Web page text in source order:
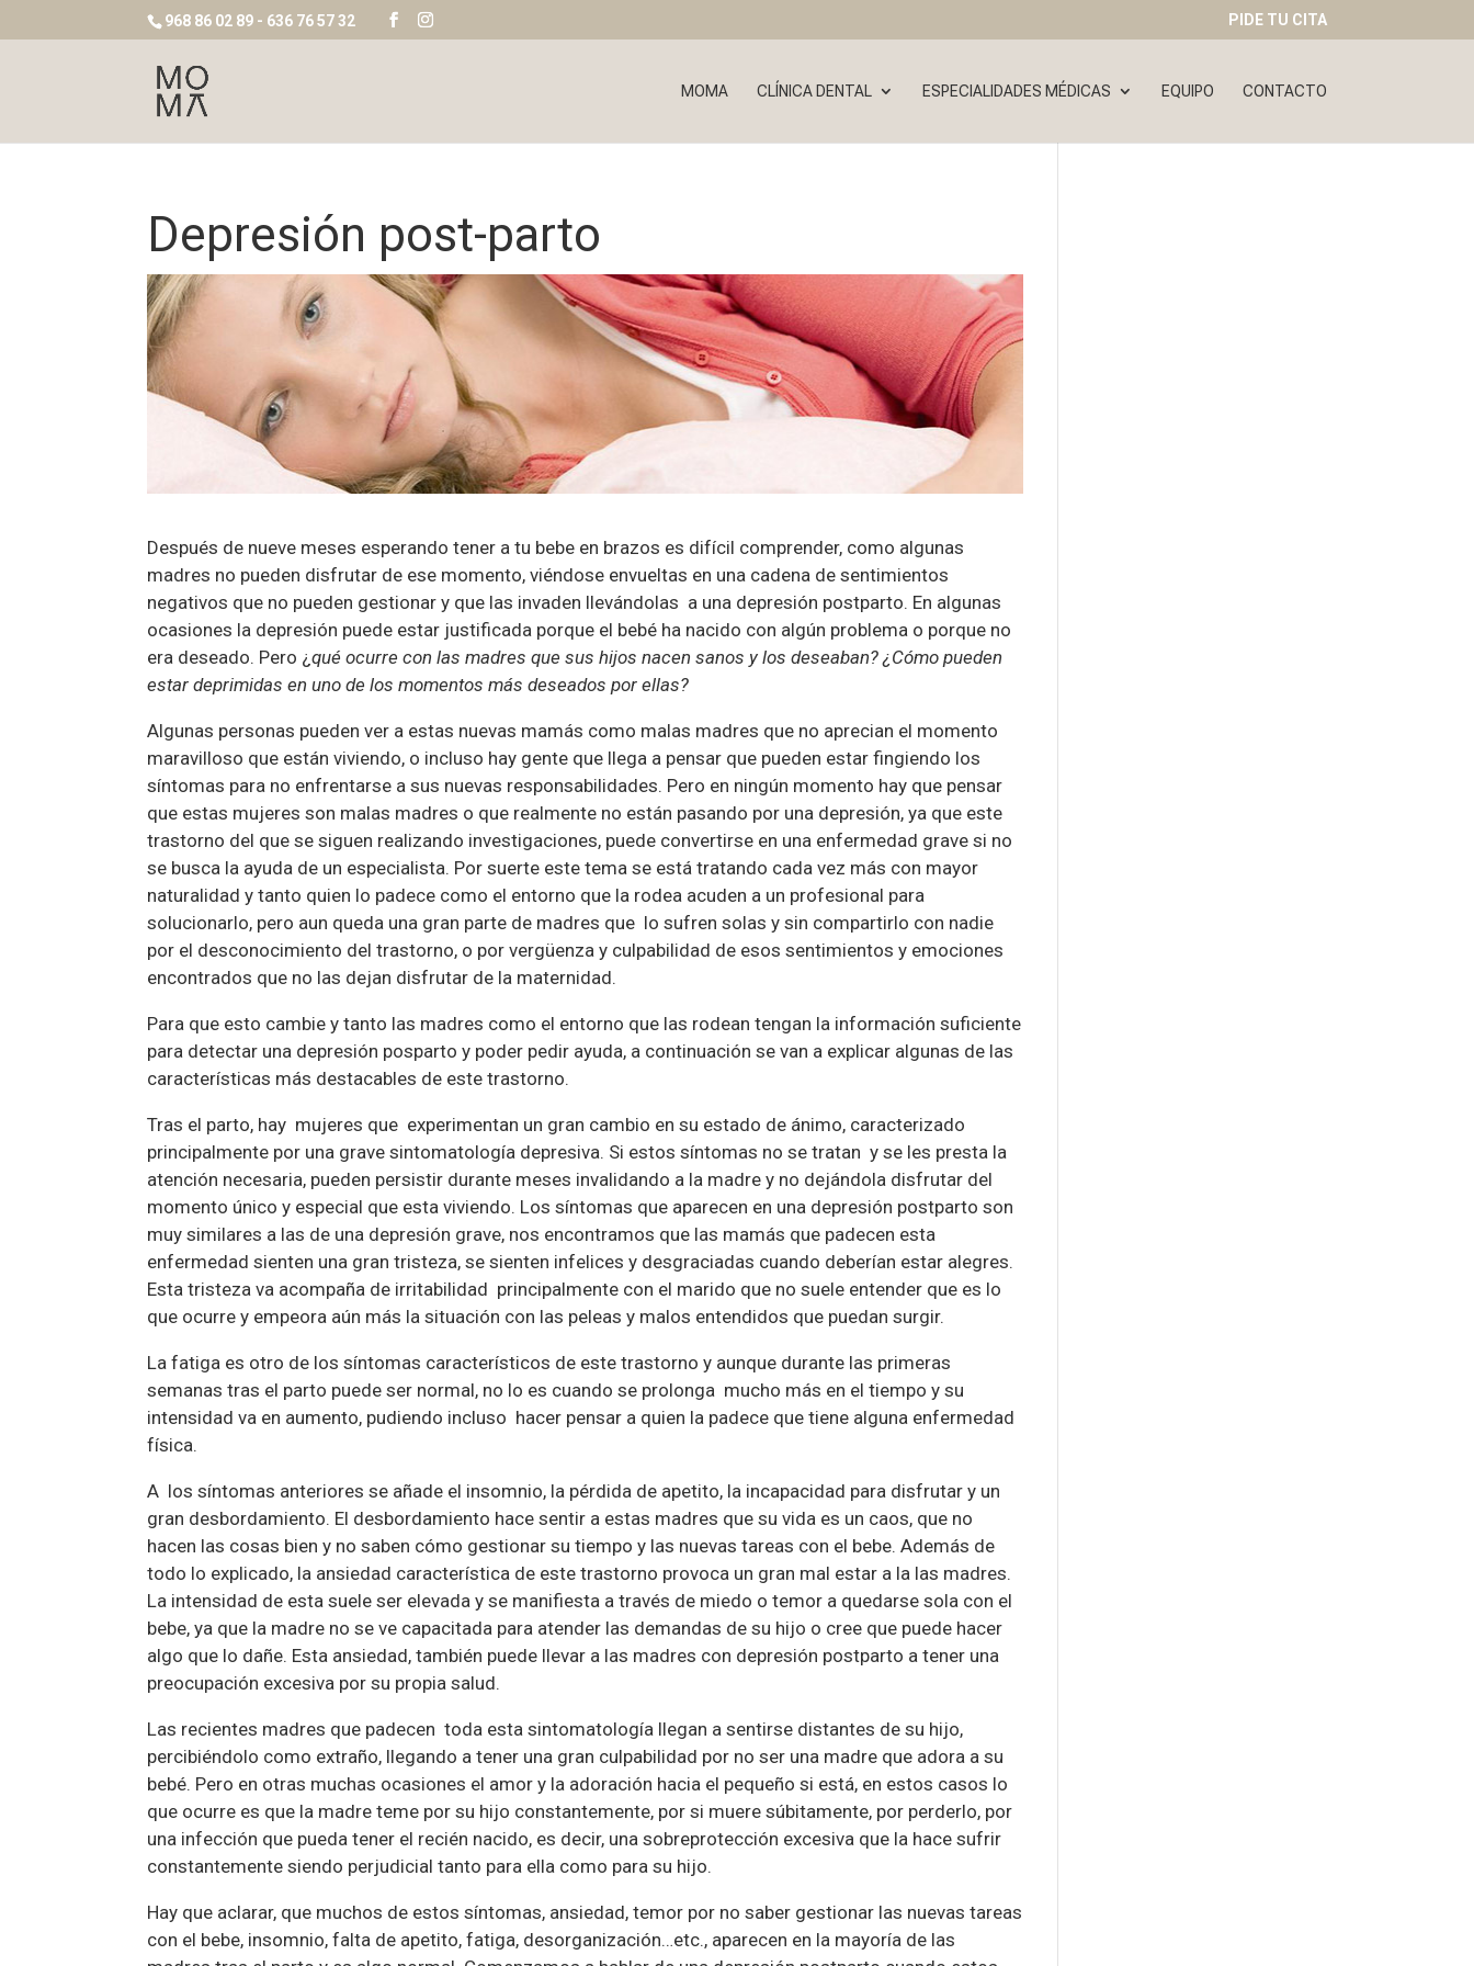
968 86 02 89 - 636 76 57 32 PIDE TU CITA
MOMA CLÍNICA DENTAL ESPECIALIDADES MÉDICAS EQUIPO CONTACTO
Depresión post-parto
Después de nueve meses esperando tener a tu bebe en brazos es difícil comprender, como algunas
madres no pueden disfrutar de ese momento, viéndose envueltas en una cadena de sentimientos
negativos que no pueden gestionar y que las invaden llevándolas a una depresión postparto. En algunas
ocasiones la depresión puede estar justificada porque el bebé ha nacido con algún problema o porque no
era deseado. Pero ¿qué ocurre con las madres que sus hijos nacen sanos y los deseaban? ¿Cómo pueden
estar deprimidas en uno de los momentos más deseados por ellas?
Algunas personas pueden ver a estas nuevas mamás como malas madres que no aprecian el momento
maravilloso que están viviendo, o incluso hay gente que llega a pensar que pueden estar fingiendo los
síntomas para no enfrentarse a sus nuevas responsabilidades. Pero en ningún momento hay que pensar
que estas mujeres son malas madres o que realmente no están pasando por una depresión, ya que este
trastorno del que se siguen realizando investigaciones, puede convertirse en una enfermedad grave si no
se busca la ayuda de un especialista. Por suerte este tema se está tratando cada vez más con mayor
naturalidad y tanto quien lo padece como el entorno que la rodea acuden a un profesional para
solucionarlo, pero aun queda una gran parte de madres que lo sufren solas y sin compartirlo con nadie
por el desconocimiento del trastorno, o por vergüenza y culpabilidad de esos sentimientos y emociones
encontrados que no las dejan disfrutar de la maternidad.
Para que esto cambie y tanto las madres como el entorno que las rodean tengan la información suficiente
para detectar una depresión posparto y poder pedir ayuda, a continuación se van a explicar algunas de las
características más destacables de este trastorno.
Tras el parto, hay mujeres que experimentan un gran cambio en su estado de ánimo, caracterizado
principalmente por una grave sintomatología depresiva. Si estos síntomas no se tratan y se les presta la
atención necesaria, pueden persistir durante meses invalidando a la madre y no dejándola disfrutar del
momento único y especial que esta viviendo. Los síntomas que aparecen en una depresión postparto son
muy similares a las de una depresión grave, nos encontramos que las mamás que padecen esta
enfermedad sienten una gran tristeza, se sienten infelices y desgraciadas cuando deberían estar alegres.
Esta tristeza va acompaña de irritabilidad principalmente con el marido que no suele entender que es lo
que ocurre y empeora aún más la situación con las peleas y malos entendidos que puedan surgir.
La fatiga es otro de los síntomas característicos de este trastorno y aunque durante las primeras
semanas tras el parto puede ser normal, no lo es cuando se prolonga mucho más en el tiempo y su
intensidad va en aumento, pudiendo incluso hacer pensar a quien la padece que tiene alguna enfermedad
física.
A los síntomas anteriores se añade el insomnio, la pérdida de apetito, la incapacidad para disfrutar y un
gran desbordamiento. El desbordamiento hace sentir a estas madres que su vida es un caos, que no
hacen las cosas bien y no saben cómo gestionar su tiempo y las nuevas tareas con el bebe. Además de
todo lo explicado, la ansiedad característica de este trastorno provoca un gran mal estar a la las madres.
La intensidad de esta suele ser elevada y se manifiesta a través de miedo o temor a quedarse sola con el
bebe, ya que la madre no se ve capacitada para atender las demandas de su hijo o cree que puede hacer
algo que lo dañe. Esta ansiedad, también puede llevar a las madres con depresión postparto a tener una
preocupación excesiva por su propia salud.
Las recientes madres que padecen toda esta sintomatología llegan a sentirse distantes de su hijo,
percibiéndolo como extraño, llegando a tener una gran culpabilidad por no ser una madre que adora a su
bebé. Pero en otras muchas ocasiones el amor y la adoración hacia el pequeño si está, en estos casos lo
que ocurre es que la madre teme por su hijo constantemente, por si muere súbitamente, por perderlo, por
una infección que pueda tener el recién nacido, es decir, una sobreprotección excesiva que la hace sufrir
constantemente siendo perjudicial tanto para ella como para su hijo.
Hay que aclarar, que muchos de estos síntomas, ansiedad, temor por no saber gestionar las nuevas tareas
con el bebe, insomnio, falta de apetito, fatiga, desorganización…etc., aparecen en la mayoría de las